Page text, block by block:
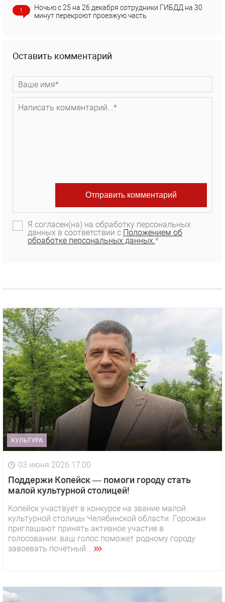
1
Ночью с 25 на 26 декабря сотрудники ГИБДД на 30
минут перекроют проезжую часть
Оставить комментарий
Я согласен(на) на обработку персональных
данных в соответствии с Положением об
обработке персональных данных.*
КУЛЬТУРА
03 июня 2026 17:00
Поддержи Копейск — помоги городу стать
малой культурной столицей!
Копейск участвует в конкурсе на звание малой
культурной столицы Челябинской области. Горожан
приглашают принять активное участие в
голосовании: ваш голос поможет родному городу
завоевать почётный ...